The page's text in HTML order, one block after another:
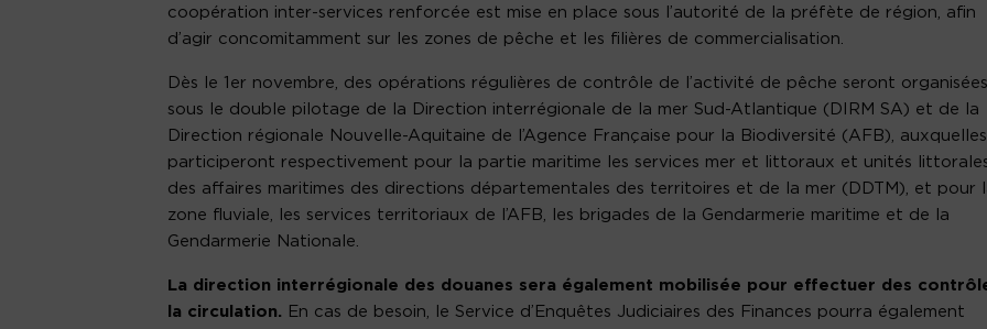
coopération inter-services renforcée est mise en place sous l’autorité de la préfète de région, afin
d’agir concomitamment sur les zones de pêche et les filières de commercialisation.
Dès le 1er novembre, des opérations régulières de contrôle de l’activité de pêche seront organisées
sous le double pilotage de la Direction interrégionale de la mer Sud-Atlantique (DIRM SA) et de la
Direction régionale Nouvelle-Aquitaine de l’Agence Française pour la Biodiversité (AFB), auxquelles
participeront respectivement pour la partie maritime les services mer et littoraux et unités
des affaires maritimes des directions départementales des territoires et de la mer (DDTM), et pour
zone fluviale, les services territoriaux de l’AFB, les brigades de la Gendarmerie maritime et de la
Gendarmerie Nationale.
La direction interrégionale des douanes sera également mobilisée pour effectuer des
la circulation. En cas de besoin, le Service d’Enquêtes Judiciaires des Finances pourra également